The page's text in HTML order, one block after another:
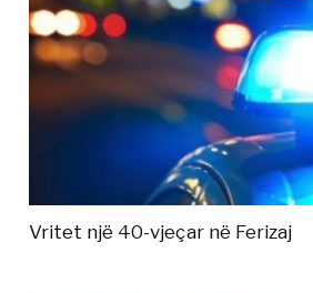
Vritet një 40-vjeçar në Ferizaj